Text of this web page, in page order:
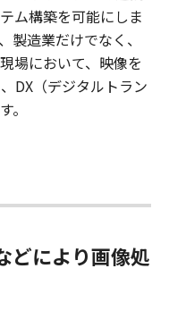
ム構築を可能にしま
製造業だけでなく、
場において、映像を
DX（デジタルトラン
。
どにより画像処